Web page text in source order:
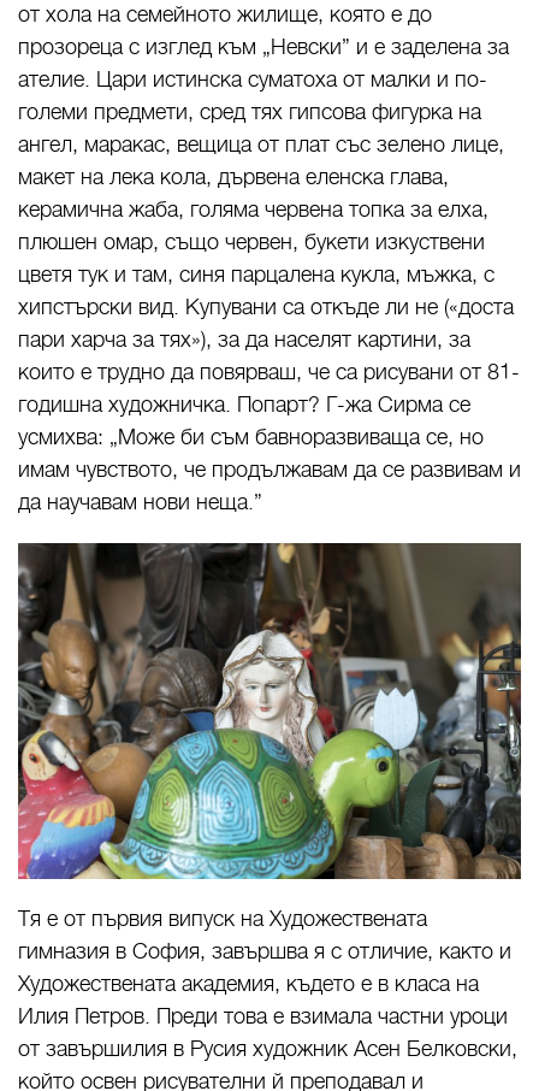
от хола на семейното жилище, която е до
прозореца с изглед към „Невски” и е заделена за
ателие. Цари истинска суматоха от малки и по-
големи предмети, сред тях гипсова фигурка на
ангел, маракас, вещица от плат със зелено лице,
макет на лека кола, дървена еленска глава,
керамична жаба, голяма червена топка за елха,
плюшен омар, също червен, букети изкуствени
цветя тук и там, синя парцалена кукла, мъжка, с
хипстърски вид. Купувани са откъде ли не («доста
пари харча за тях»), за да населят картини, за
които е трудно да повярваш, че са рисувани от 81-
годишна художничка. Попарт? Г-жа Сирма се
усмихва: „Може би съм бавноразвиваща се, но
имам чувството, че продължавам да се развивам и
да научавам нови неща.”
Тя е от първия випуск на Художествената
гимназия в София, завършва я с отличие, както и
Художествената академия, където е в класа на
Илия Петров. Преди това е взимала частни уроци
от завършилия в Русия художник Асен Белковски,
който освен рисувателни й преподавал и